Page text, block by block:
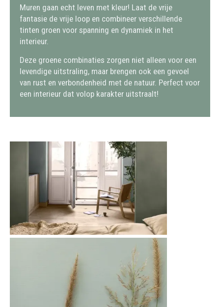
Muren gaan echt leven met kleur! Laat de vrije
fantasie de vrije loop en combineer verschillende
tinten groen voor spanning en dynamiek in het
interieur.
Deze groene combinaties zorgen niet alleen voor een
levendige uitstraling, maar brengen ook een gevoel
van rust en verbondenheid met de natuur. Perfect voor
een interieur dat volop karakter uitstraalt!